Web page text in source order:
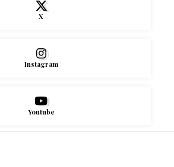
X
Instagram
Youtube